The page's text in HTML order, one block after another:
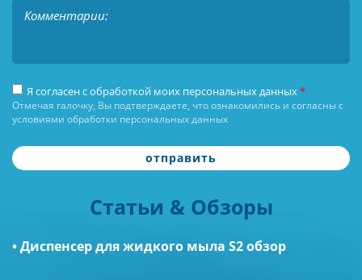
Я согласен с обработкой моих персональных данных*
Отмечая галочку, Вы подтверждаете, что ознакомились и согласны с
условиями обработки персональных данных
отправить
Статьи & Обзоры
• Диспенсер для жидкого мыла S2 обзор